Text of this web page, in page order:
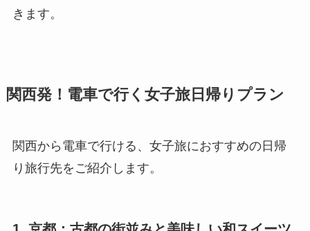
きます。
関西発！電車で行く女子旅日帰りプラン
関西から電車で行ける、女子旅におすすめの日帰
り旅行先をご紹介します。